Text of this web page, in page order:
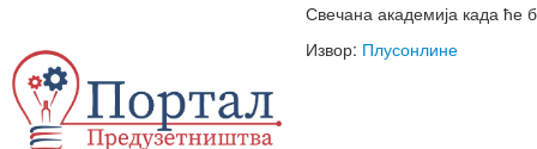
Свечана академија када ће
Извор: Плусонлине